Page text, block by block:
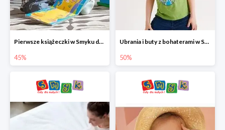
Pierwsze książeczki w Smyku do -45%
45%
Ubrania i buty z bohaterami w Smyku do -50%
50%